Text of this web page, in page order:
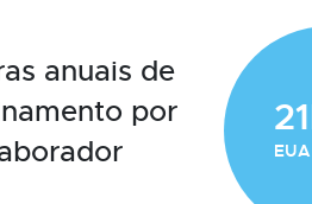
anuais de
por
EUA